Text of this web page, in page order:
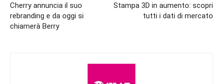
Cherry annuncia il suo
rebranding e da oggi si
chiamerà Berry
Stampa 3D in aumento: scopri
tutti i dati di mercato